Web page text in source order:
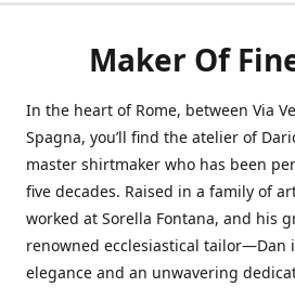
Maker Of
In the heart of Rome, between Via
Spagna, you’ll find the atelier of
master shirtmaker who has been
five decades. Raised in a family of
worked at Sorella Fontana, and his
renowned ecclesiastical tailor—Dan
elegance and an unwavering